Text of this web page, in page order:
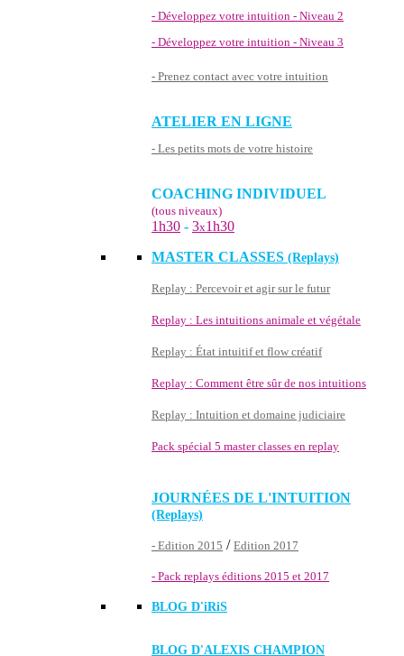
- Développez votre intuition - Niveau 2
- Développez votre intuition - Niveau 3
- Prenez contact avec votre intuition
ATELIER EN LIGNE
- Les petits mots de votre histoire
COACHING INDIVIDUEL
(tous niveaux)
1h30 - 3x1h30
MASTER CLASSES (Replays)
Replay : Percevoir et agir sur le futur
Replay : Les intuitions animale et végétale
Replay : État intuitif et flow créatif
Replay : Comment être sûr de nos intuitions
Replay : Intuition et domaine judiciaire
Pack spécial 5 master classes en replay
JOURNÉES DE L'INTUITION
(Replays)
- Edition 2015 / Edition 2017
- Pack replays éditions 2015 et 2017
BLOG D'iRiS
BLOG D'ALEXIS CHAMPION